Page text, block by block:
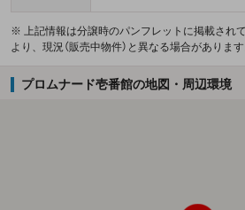
※ 上記情報は分譲時のパンフレットに掲載され
より、現況（販売中物件）と異なる場合があります
プロムナード壱番館の地図・周辺環境